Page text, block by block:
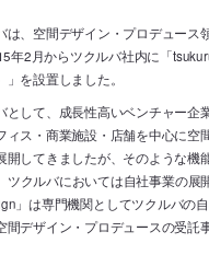
は、空間デザイン・プロデュース
年2月からツクルバ社内に「
を設置しました。
として、成長性高いベンチャー企
ィス・商業施設・店舗を中心に空
開してきましたが、そのような機
クルバにおいては自社事業の展
」は専門機関としてツクルバの
間デザイン・プロデュースの受託